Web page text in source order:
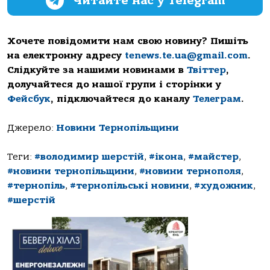
Хочете повідомити нам свою новину? Пишіть
на електронну адресу tenews.te.ua@gmail.com.
Слідкуйте за нашими новинами в Твіттер,
долучайтеся до нашої групи і сторінки у
Фейсбук, підключайтеся до каналу Телеграм.
Джерело: Новини Тернопільщини
Теги: #володимир шерстій, #ікона, #майстер,
#новини тернопільщини, #новини тернополя,
#тернопіль, #тернопільські новини, #художник,
#шерстій